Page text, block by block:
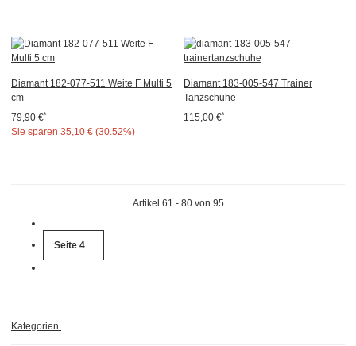
Diamant 182-077-511 Weite F Multi 5
cm
79,90 €*
Sie sparen 35,10 € (30.52%)
Diamant 183-005-547 Trainer
Tanzschuhe
115,00 €*
Artikel 61 - 80 von 95
Seite 4
Kategorien